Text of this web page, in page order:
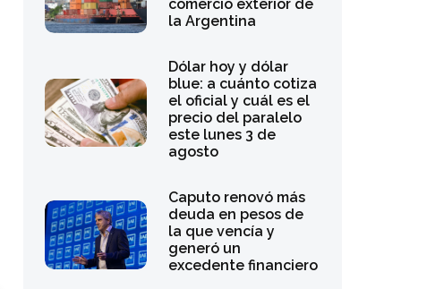
comercio exterior de
la Argentina
Dólar hoy y dólar
blue: a cuánto cotiza
el oficial y cuál es el
precio del paralelo
este lunes 3 de
agosto
Caputo renovó más
deuda en pesos de
la que vencía y
generó un
excedente financiero